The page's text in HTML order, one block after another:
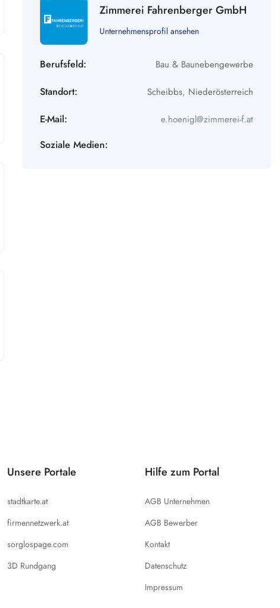
Zimmerei Fahrenberger GmbH
Unternehmensprofil ansehen
Berufsfeld: Bau & Baunebengewerbe
Standort: Scheibbs, Niederösterreich
E-Mail: e.hoenigl@zimmerei-f.at
Soziale Medien:
Unsere Portale
stadtkarte.at
firmennetzwerk.at
sorglospage.com
3D Rundgang
Hilfe zum Portal
AGB Unternehmen
AGB Bewerber
Kontakt
Datenschutz
Impressum